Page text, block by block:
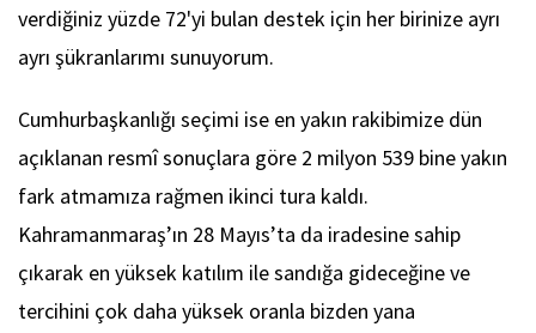
verdiğiniz yüzde 72'yi bulan destek için her birinize ayrı
ayrı şükranlarımı sunuyorum.
Cumhurbaşkanlığı seçimi ise en yakın rakibimize dün
açıklanan resmî sonuçlara göre 2 milyon 539 bine yakın
fark atmamıza rağmen ikinci tura kaldı.
Kahramanmaraş’ın 28 Mayıs’ta da iradesine sahip
çıkarak en yüksek katılım ile sandığa gideceğine ve
tercihini çok daha yüksek oranla bizden yana